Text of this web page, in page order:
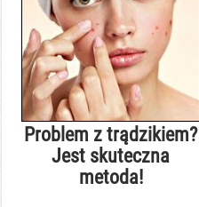
Problem z trądzikiem?
Jest skuteczna
metoda!